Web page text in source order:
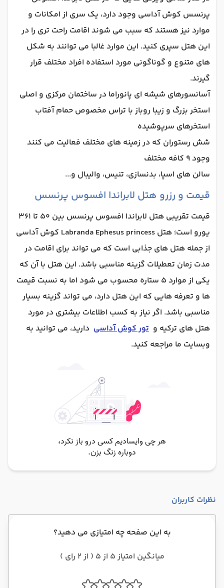
پرنسس کوش آداسی وجود دارد، یک سری از امکانات و
موارد نیز هستند که سبب می شوند اقامت راحت تری را در
این هتل سپری کنید. این موارد غالبا می توانند به شکل
های متنوع و گوناگونی مورد استفاده افراد مختلف قرار
گیرند.
آسانسورهای شیشه ای پانوراما در ساختمان مرکزی و اصلی
استخر بزرگ و زیبا روباز با تراس مخصوص حمام آفتاب
استخرهای سرپوشیده
شش رستوران که در زمینه های مختلف فعالیت می کنند
وجود 9 کافه مختلف
سالن های اسپا، بدنسازی، تنیس، والیبال و...
قیمت و رزرو هتل لابراندا افسوس پرنسس
قیمت تقریبی هتل لابراندا افسوس پرنسس بین 50 تا 361
یورو است؛ هتل Labranda Ephesus princess کوش آداسی
از جمله هتل های جذابی است که می تواند برای اقامت در
مدت زمان تعطیلات گزینه مناسبی باشد. این هتل با آن که
یکی از موارد 5 ستاره محسوب می شود اما به نسبت قیمت
ها و تعرفه هایی که این هتل دارد، می تواند گزینه بسیار
مناسبی باشد. اگر نیاز به کسب اطلاعات بیشتری در مورد
هتل های ترکیه و تور کوش آداسی دارید، می توانید به
وبسایت ما مراجعه کنید.
نظرات کاربران
به این صفحه چه امتیازی می دهید؟
میانگین امتیاز 5 از 5 ( از 2 رای )